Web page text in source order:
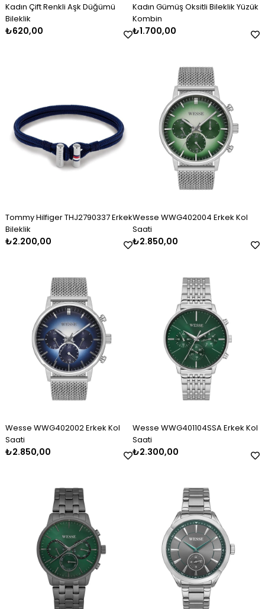
Kadın Çift Renkli Aşk Düğümü
Bileklik
₺620,00
Kadın Gümüş Oksitli Bileklik Yüzük
Kombin
₺1.700,00
Tommy Hilfiger THJ2790337 Erkek
Bileklik
₺2.200,00
Wesse WWG402004 Erkek Kol
Saati
₺2.850,00
Wesse WWG402002 Erkek Kol
Saati
₺2.850,00
Wesse WWG401104SSA Erkek Kol
Saati
₺2.300,00